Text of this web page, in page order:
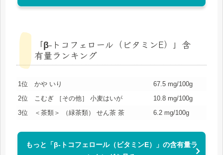
「β-トコフェロール（ビタミンE）」含
有量ランキング
1位 かや いり
67.5 mg/100g
2位
こむぎ ［その他］ 小麦はいが
10.8 mg/100g
3位
＜茶類＞ （緑茶類） せん茶 茶 6.2 mg/100g
もっと「β-トコフェロール（ビタミンE）」の含有量ラ